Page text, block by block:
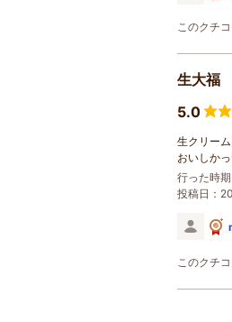
このクチ
生大福
5.0
生クリー
おいしかっ
行った時
投稿日：
このクチ